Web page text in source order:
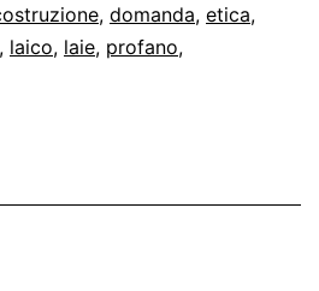
, domanda, etica,
, laico, laie, profano,